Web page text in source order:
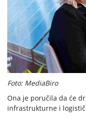
Foto: MediaBiro
Ona je poručila da će
infrastrukturne i